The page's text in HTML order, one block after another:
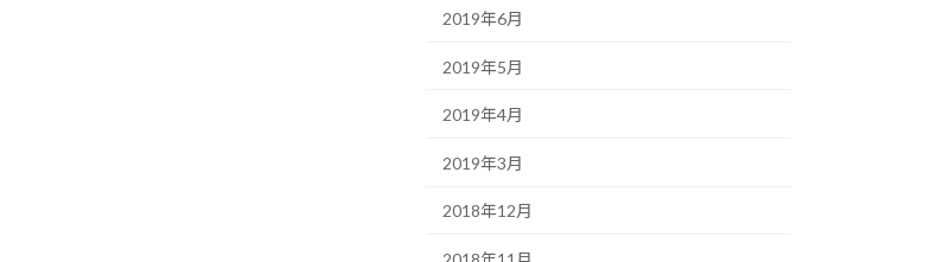
2019年6月
2019年5月
2019年4月
2019年3月
2018年12月